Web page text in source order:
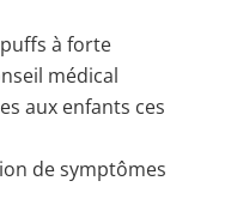
à forte
médical
aux enfants ces
de symptômes